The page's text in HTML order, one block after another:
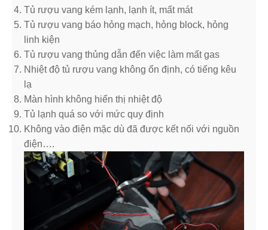
Tủ rượu vang kém lạnh, lạnh ít, mất mát
Tủ rượu vang báo hỏng mạch, hỏng block, hỏng
linh kiện
Tủ rượu vang thủng dẫn đến việc làm mất gas
Nhiệt độ tủ rượu vang không ổn định, có tiếng kêu
lạ
Màn hình không hiển thị nhiệt độ
Tủ lạnh quá so với mức quy định
Không vào điện mặc dù đã được kết nối với nguồn
điện….